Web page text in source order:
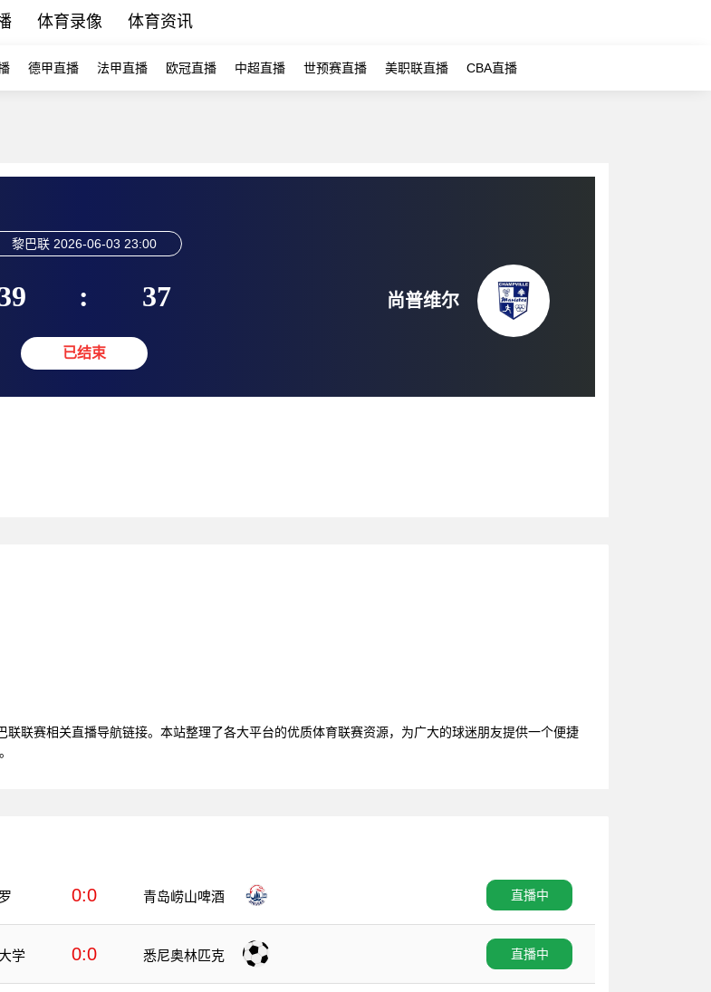
体育录像 体育资讯
德甲直播 法甲直播 欧冠直播 中超直播 世预赛直播 美职联直播 CBA直播
黎巴联 2026-06-03 23:00
: 37
已结束
尚普维尔
联赛相关直播导航链接。本站整理了各大平台的优质体育联赛资源，为广大的球迷朋友提供一个便捷
0:0 青岛崂山啤酒 直播中
学 0:0 悉尼奥林匹克 直播中